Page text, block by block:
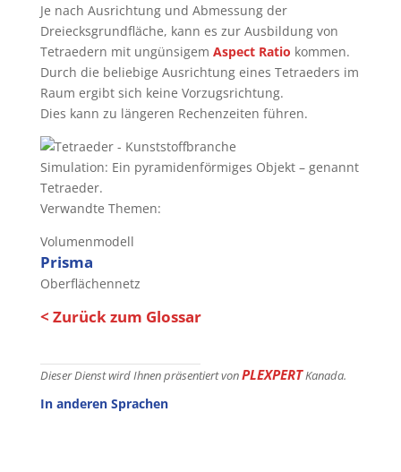
Je nach Ausrichtung und Abmessung der
Dreiecksgrundfläche, kann es zur Ausbildung von
Tetraedern mit ungünsigem Aspect Ratio kommen.
Durch die beliebige Ausrichtung eines Tetraeders im
Raum ergibt sich keine Vorzugsrichtung.
Dies kann zu längeren Rechenzeiten führen.
Simulation: Ein pyramidenförmiges Objekt – genannt
Tetraeder.
Verwandte Themen:
Volumenmodell
Prisma
Oberflächennetz
< Zurück zum Glossar
Dieser Dienst wird Ihnen präsentiert vonPLEXPERTKanada.
In anderen Sprachen